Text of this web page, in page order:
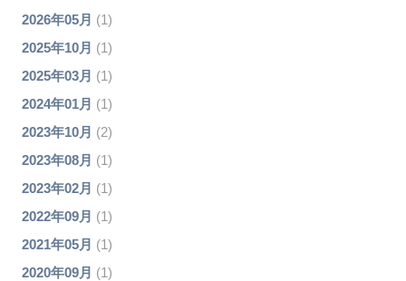
2026年05月 (1)
2025年10月 (1)
2025年03月 (1)
2024年01月 (1)
2023年10月 (2)
2023年08月 (1)
2023年02月 (1)
2022年09月 (1)
2021年05月 (1)
2020年09月 (1)